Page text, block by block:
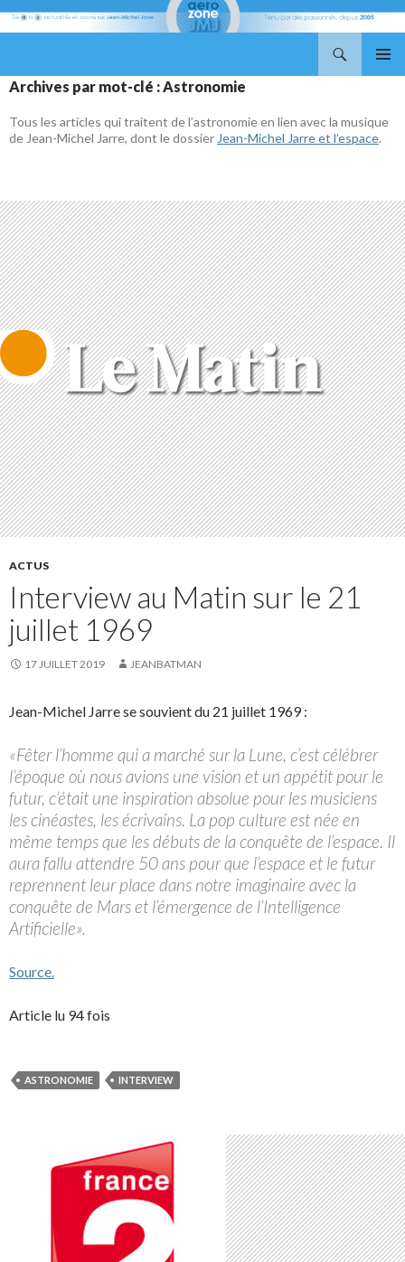
AU
Archives par mot-clé : Astronomie
Tous les articles qui traitent de l’astronomie en lien avec la musique
de Jean-Michel Jarre, dont le dossier Jean-Michel Jarre et l’espace.
ACTUS
Interview au Matin sur le 21
juillet 1969
17 JUILLET 2019 JEANBATMAN
Jean-Michel Jarre se souvient du 21 juillet 1969 :
«Fêter l’homme qui a marché sur la Lune, c’est célébrer
l’époque où nous avions une vision et un appétit pour le
futur, c’était une inspiration absolue pour les musiciens
les cinéastes, les écrivains. La pop culture est née en
même temps que les débuts de la conquête de l’espace. Il
aura fallu attendre 50 ans pour que l’espace et le futur
reprennent leur place dans notre imaginaire avec la
conquête de Mars et l’émergence de l’Intelligence
Artificielle».
Source.
Article lu 94 fois
ASTRONOMIE INTERVIEW